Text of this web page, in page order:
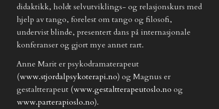
didaktikk, holdt selvutviklings- og relasjonskurs med
hjelp av tango, forelest om tango og filosofi,
undervist blinde, presentert dans på internasjonale
konferanser og gjort mye annet rart.
Anne Marit er psykodramaterapeut
(www.stjordalpsykoterapi.no) og Magnus er
gestaltterapeut (www.gestaltterapeutoslo.no og
www.parterapioslo.no).